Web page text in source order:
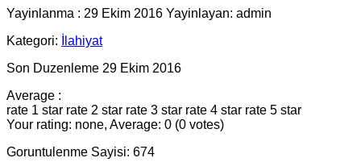
Yayinlanma : 29 Ekim 2016 Yayinlayan: admin
Kategori:
İlahiyat
Son Duzenleme 29 Ekim 2016
Average :
rate 1 star rate 2 star rate 3 star rate 4 star rate 5 star
Your rating: none, Average: 0 (0 votes)
Goruntulenme Sayisi: 674